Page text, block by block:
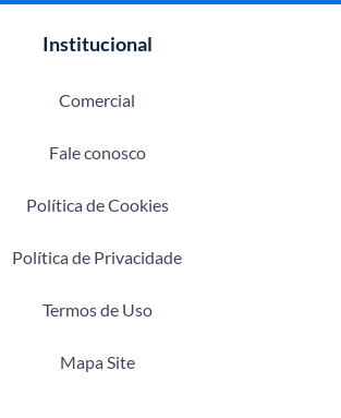
Institucional
Comercial
Fale conosco
Política de Cookies
Política de Privacidade
Termos de Uso
Mapa Site